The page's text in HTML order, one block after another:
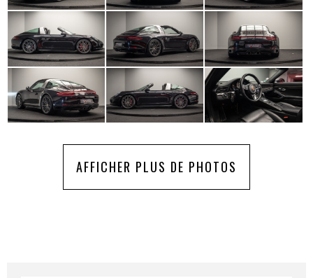
AFFICHER PLUS DE PHOTOS